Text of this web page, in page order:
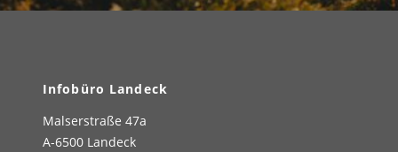
Infobüro Landeck
Malserstraße 47a
A-6500 Landeck